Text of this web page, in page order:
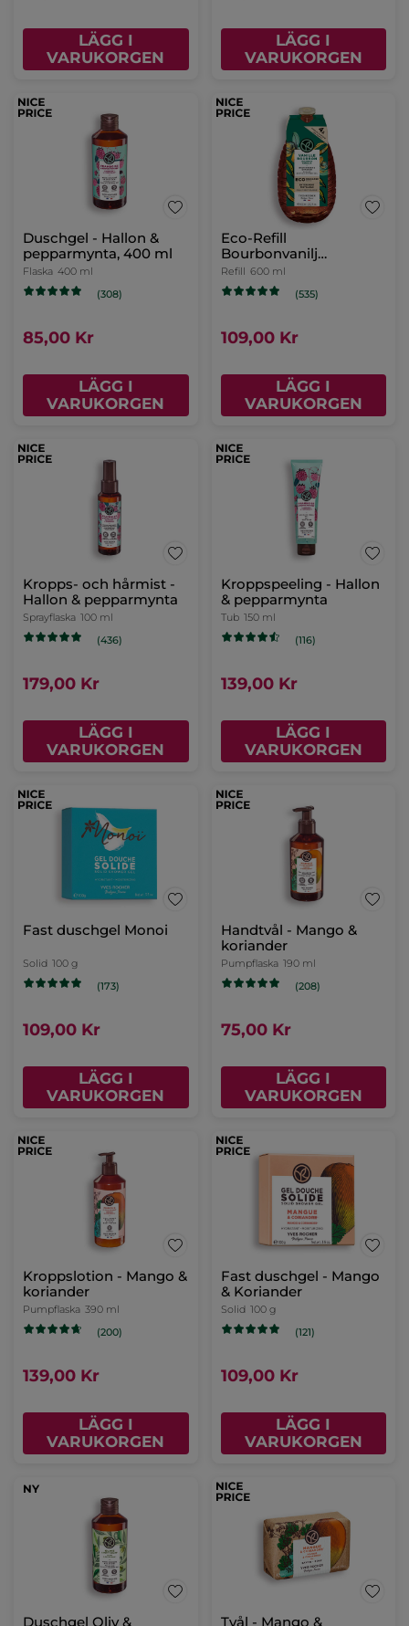
LÄGG I
VARUKORGEN
LÄGG I
VARUKORGEN
Duschgel - Hallon &
pepparmynta, 400 ml
Flaska 400 ml
(308)
85,00 Kr
LÄGG I
VARUKORGEN
Eco-Refill
Bourbonvanilj
Duschgel
Refill 600 ml
(535)
109,00 Kr
LÄGG I
VARUKORGEN
Kropps- och hårmist -
Hallon & pepparmynta
Sprayflaska 100 ml
(436)
179,00 Kr
LÄGG I
VARUKORGEN
Kroppspeeling - Hallon
& pepparmynta
Tub 150 ml
(116)
139,00 Kr
LÄGG I
VARUKORGEN
Fast duschgel Monoi
Solid 100 g
(173)
109,00 Kr
LÄGG I
VARUKORGEN
Handtvål - Mango &
koriander
Pumpflaska 190 ml
(208)
75,00 Kr
LÄGG I
VARUKORGEN
Kroppslotion - Mango &
koriander
Pumpflaska 390 ml
(200)
139,00 Kr
LÄGG I
VARUKORGEN
Fast duschgel - Mango
& Koriander
Solid 100 g
(121)
109,00 Kr
LÄGG I
VARUKORGEN
NY
Duschgel Oliv & Tvål - Mango &